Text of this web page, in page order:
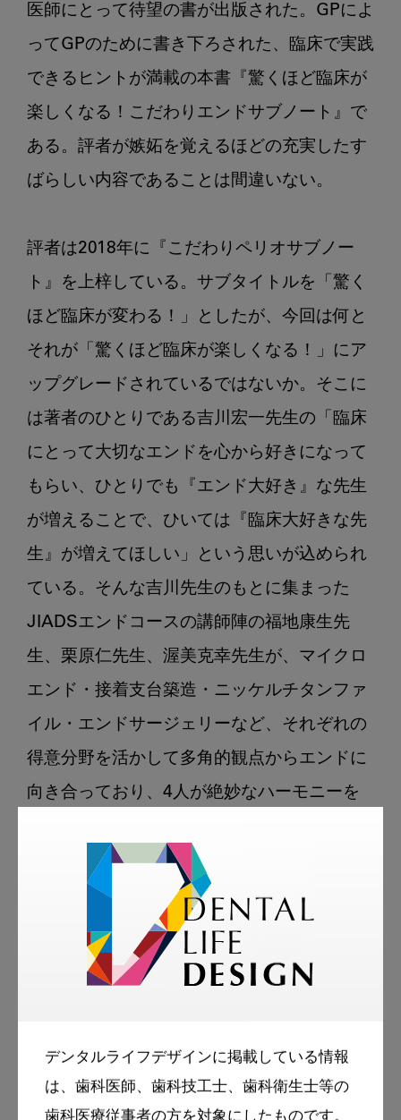
デンタルライフデザインに掲載している情報
は、歯科医師、歯科技工士、歯科衛生士等の
医師にとって待望の書が出版された。GPによ
ってGPのために書き下ろされた、臨床で実践
できるヒントが満載の本書『驚くほど臨床が
楽しくなる！こだわりエンドサブノート』で
ある。評者が嫉妬を覚えるほどの充実したす
ばらしい内容であることは間違いない。
評者は2018年に『こだわりペリオサブノー
ト』を上梓している。サブタイトルを「驚く
ほど臨床が変わる！」としたが、今回は何と
それが「驚くほど臨床が楽しくなる！」にア
ップグレードされているではないか。そこに
は著者のひとりである吉川宏一先生の「臨床
にとって大切なエンドを心から好きになって
もらい、ひとりでも『エンド大好き』な先生
が増えることで、ひいては『臨床大好きな先
生』が増えてほしい」という思いが込められ
ている。そんな吉川先生のもとに集まった
JIADSエンドコースの講師陣の福地康生先
生、栗原仁先生、渥美克幸先生が、マイクロ
エンド・接着支台築造・ニッケルチタンファ
イル・エンドサージェリーなど、それぞれの
得意分野を活かして多角的観点からエンドに
向き合っており、4人が絶妙なハーモニーを
この「エンド4（カルテット）」の講師陣に
よってまとめられた本書は、若手からベテラ
ンまで臨床家が「ここが聞きたい」と思うポ
トラブルまで、すべてを解決してくれる。評
者も引き込まれるように読み終え、改めて歯